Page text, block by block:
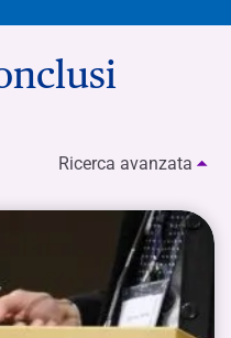
Ricerca avanzata